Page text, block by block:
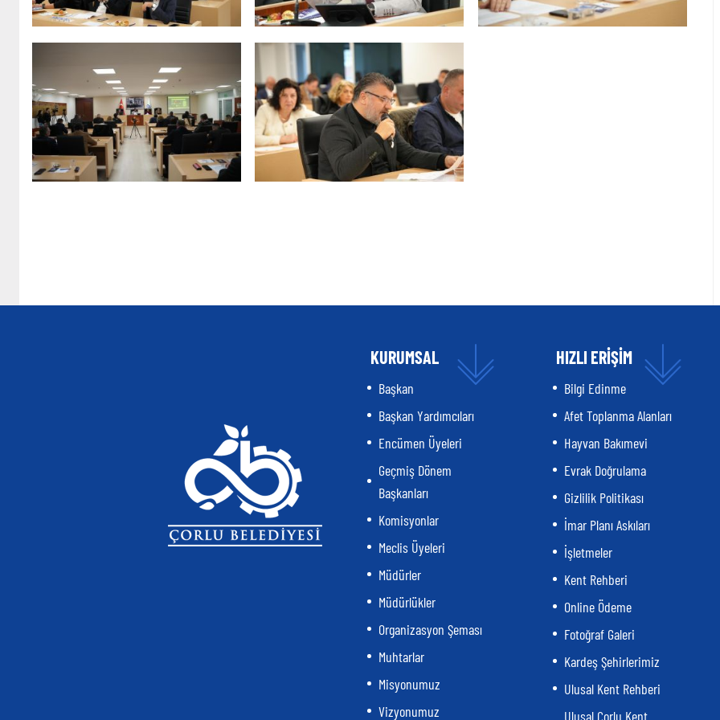
KURUMSAL
Başkan
Başkan Yardımcıları
Encümen Üyeleri
Geçmiş Dönem
Başkanları
Komisyonlar
Meclis Üyeleri
Müdürler
Müdürlükler
Organizasyon Şeması
Muhtarlar
Misyonumuz
Vizyonumuz
HIZLI ERİŞİM
Bilgi Edinme
Afet Toplanma Alanları
Hayvan Bakımevi
Evrak Doğrulama
Gizlilik Politikası
İmar Planı Askıları
İşletmeler
Kent Rehberi
Online Ödeme
Fotoğraf Galeri
Kardeş Şehirlerimiz
Ulusal Kent Rehberi
Ulusal Çorlu Kent